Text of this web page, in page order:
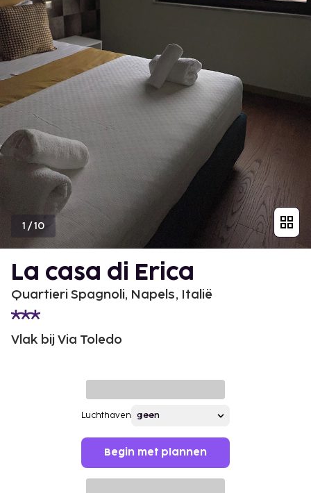
1 /10
La casa di Erica
Quartieri Spagnoli, Napels, Italië
Vlak bij Via Toledo
Luchthaven
Begin met plannen